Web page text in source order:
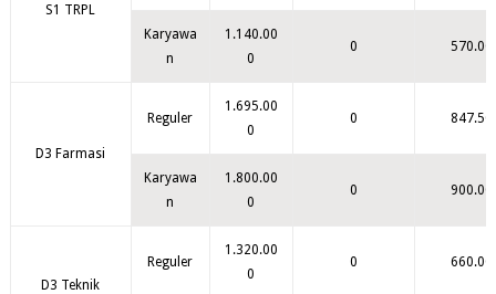
S1 TRPL
Karyawa
n
1.140.00
0
0
D3 Farmasi
Reguler
1.695.00
0
0
Karyawa
n
1.800.00
0
0
D3 Teknik
Reguler
1.320.00
0
0